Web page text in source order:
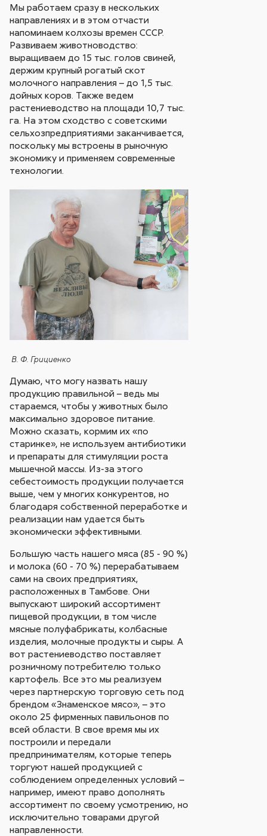
Мы работаем сразу в нескольких
направлениях и в этом отчасти
напоминаем колхозы времен СССР.
Развиваем животноводство:
выращиваем до 15 тыс. голов свиней,
держим крупный рогатый скот
молочного направления – до 1,5 тыс.
дойных коров. Также ведем
растениеводство на площади 10,7 тыс.
га. На этом сходство с советскими
сельхозпредприятиями заканчивается,
поскольку мы встроены в рыночную
экономику и применяем современные
технологии.
В. Ф. Грициенко
Думаю, что могу назвать нашу
продукцию правильной – ведь мы
стараемся, чтобы у животных было
максимально здоровое питание.
Можно сказать, кормим их «по
старинке», не используем антибиотики
и препараты для стимуляции роста
мышечной массы. Из-за этого
себестоимость продукции получается
выше, чем у многих конкурентов, но
благодаря собственной переработке и
реализации нам удается быть
экономически эффективными.
Большую часть нашего мяса (85 - 90 %)
и молока (60 - 70 %) перерабатываем
сами на своих предприятиях,
расположенных в Тамбове. Они
выпускают широкий ассортимент
пищевой продукции, в том числе
мясные полуфабрикаты, колбасные
изделия, молочные продукты и сыры. А
вот растениеводство поставляет
розничному потребителю только
картофель. Все это мы реализуем
через партнерскую торговую сеть под
брендом «Знаменское мясо», – это
около 25 фирменных павильонов по
всей области. В свое время мы их
построили и передали
предпринимателям, которые теперь
торгуют нашей продукцией с
соблюдением определенных условий –
например, имеют право дополнять
ассортимент по своему усмотрению, но
исключительно товарами другой
направленности.